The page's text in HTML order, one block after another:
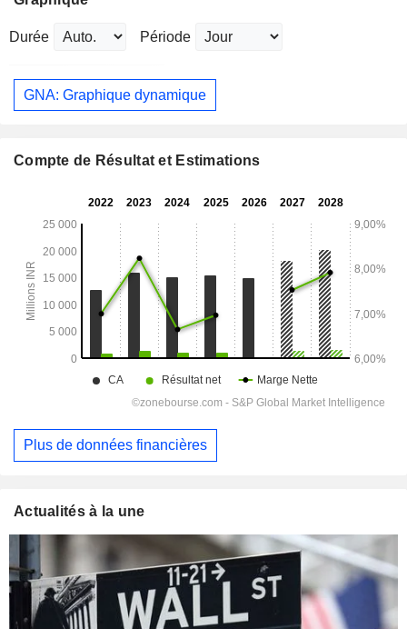
Durée Période
GNA: Graphique dynamique
Compte de Résultat et Estimations
Plus de données financières
Actualités à la une